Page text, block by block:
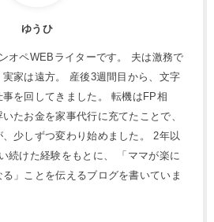
ゆうひ
オペWEBライターです。 夫は激務で
家は遠方。 産後3週間目から、文字
を回してきました。 転機はFP相
たお金を家事代行に充てたことで、
少しずつ変わり始めました。 2年以
続けた経験をもとに、 「ママが楽に
」ことを伝えるブログを書いていま